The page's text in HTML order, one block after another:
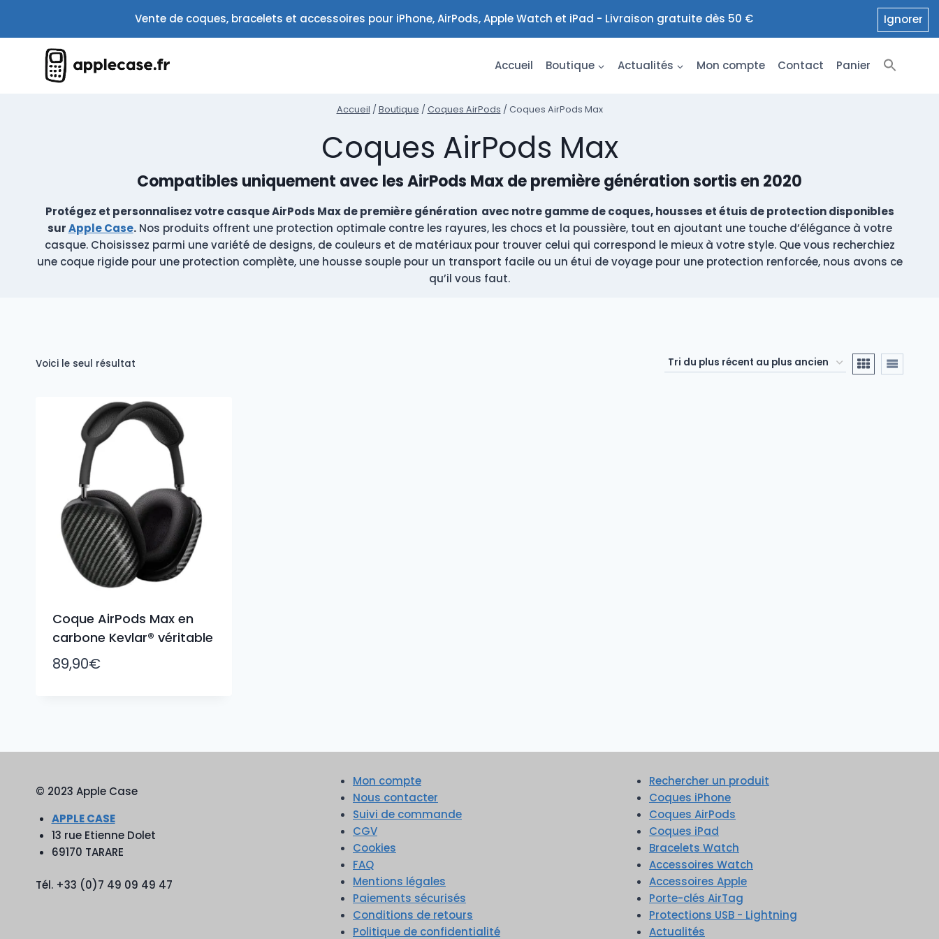
contenu
Vente de coques, bracelets et accessoires pour iPhone, AirPods, Apple Watch et iPad - Livraison gratuite dès 50 € Ignorer
Accueil Boutique Actualités Mon compte Contact Panier
Accueil / Boutique / Coques AirPods / Coques AirPods Max
Coques AirPods Max
Compatibles uniquement avec les AirPods Max de première génération sortis en 2020
Protégez et personnalisez votre casque AirPods Max de première génération avec notre gamme de coques, housses et étuis de protection disponibles
surApple Case.Nos produits offrent une protection optimale contre les rayures, les chocs et la poussière, tout en ajoutant une touche d’élégance à votre
casque. Choisissez parmi une variété de designs, de couleurs et de matériaux pour trouver celui qui correspond le mieux à votre style. Que vous recherchiez
une coque rigide pour une protection complète, une housse souple pour un transport facile ou un étui de voyage pour une protection renforcée, nous avons ce
qu’il vous faut.
Voici le seul résultat
Coque AirPods Max en
carbone Kevlar® véritable
89,90€
© 2023 Apple Case
APPLE CASE
13 rue Etienne Dolet
69170 TARARE
Tél. +33 (0)7 49 09 49 47
Mon compte
Nous contacter
Suivi de commande
CGV
Cookies
FAQ
Mentions légales
Paiements sécurisés
Conditions de retours
Politique de confidentialité
Rechercher un produit
Coques iPhone
Coques AirPods
Coques iPad
Bracelets Watch
Accessoires Watch
Accessoires Apple
Porte-clés AirTag
Protections USB - Lightning
Actualités